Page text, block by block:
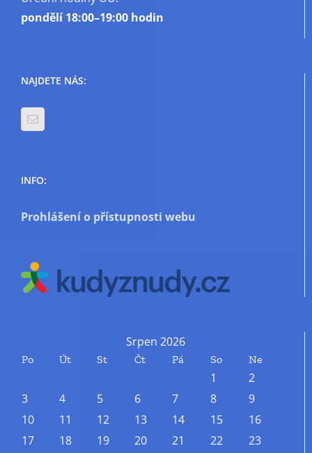
pondělí18:00–19:00 hodin
NAJDETE NÁS:
INFO:
Prohlášení o přístupnosti webu
Srpen 2026
Po Út St Čt Pá So Ne
1
2
3
4 5 6 7 8
9
10
11 12 13 14 15
16
17
18 19 20 21 22
23